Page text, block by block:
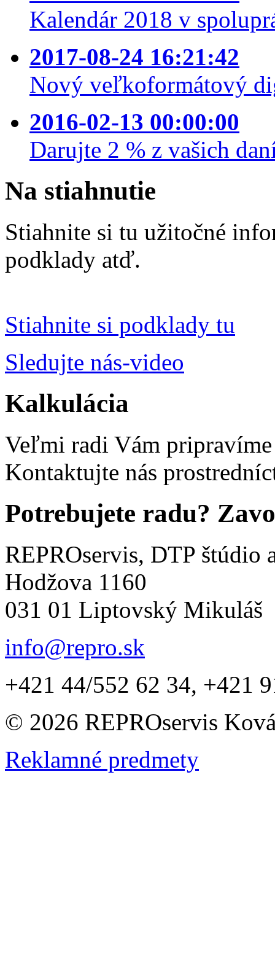
Kalendár 2018 v
2017-08-24 16:21:42
Nový veľkoformátový
2016-02-13 00:00:00
Darujte 2 % z vašich
Na stiahnutie
Stiahnite si tu užitočné
podklady atď.
Stiahnite si podklady tu
Sledujte nás-video
Kalkulácia
Veľmi radi Vám
Kontaktujte nás
Potrebujete radu?
REPROservis, DTP štúdio
Hodžova 1160
031 01 Liptovský Mikuláš
info@repro.sk
+421 44/552 62 34, +421
© 2026 REPROservis
Reklamné predmety